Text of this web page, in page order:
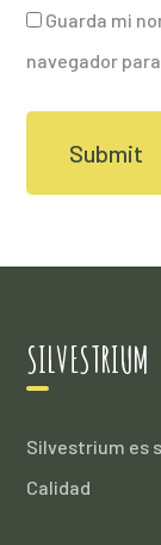
Guarda mi
navegador
SILVESTRIUM
Silvestrium es
Calidad